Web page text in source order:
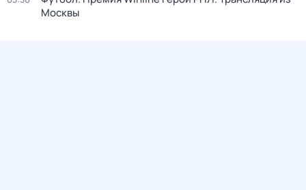
Москвы